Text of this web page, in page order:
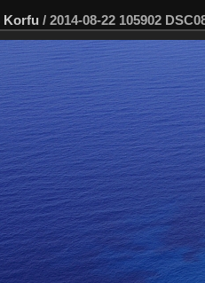
Korfu / 2014-08-22 105902